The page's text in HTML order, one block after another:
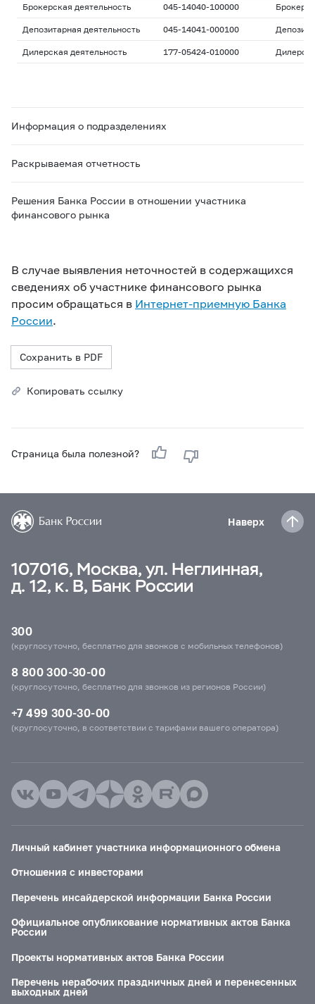
Брокерская деятельность 045-14040-100000
Депозитарная деятельность 045-14041-000100
Дилерская деятельность 177-05424-010000
Информация о подразделениях
Раскрываемая отчетность
Решения Банка России в отношении участника
финансового рынка
В случае выявления неточностей в содержащихся
сведениях об участнике финансового рынка
просим обращаться в Интернет-приемную Банка
России.
Сохранить в PDF
Копировать ссылку
Страница была полезной?
Наверх
107016, Москва, ул. Неглинная,
д. 12, к. В, Банк России
300
(круглосуточно, бесплатно для звонков с мобильных телефонов)
8 800 300-30-00
(круглосуточно, бесплатно для звонков из регионов России)
+7 499 300-30-00
(круглосуточно, в соответствии с тарифами вашего оператора)
Личный кабинет участника информационного обмена
Отношения с инвесторами
Перечень инсайдерской информации Банка России
Официальное опубликование нормативных актов Банка
России
Проекты нормативных актов Банка России
Перечень нерабочих праздничных дней и перенесенных
выходных дней